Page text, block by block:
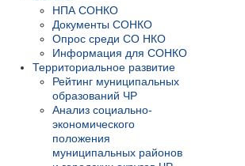
НПА СОНКО
Документы СОНКО
Опрос среди СО НКО
Информация для СОНКО
Территориальное развитие
Рейтинг муниципальных
образований ЧР
Анализ социально-
экономического
положения
муниципальных районов